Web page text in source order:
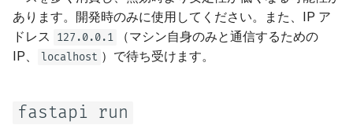
あります。開発時のみに使用してください。また、IP ア
ドレス
127.0.0.1
（マシン自身のみと通信するための
IP、
localhost ）で待ち受けます。
fastapi run